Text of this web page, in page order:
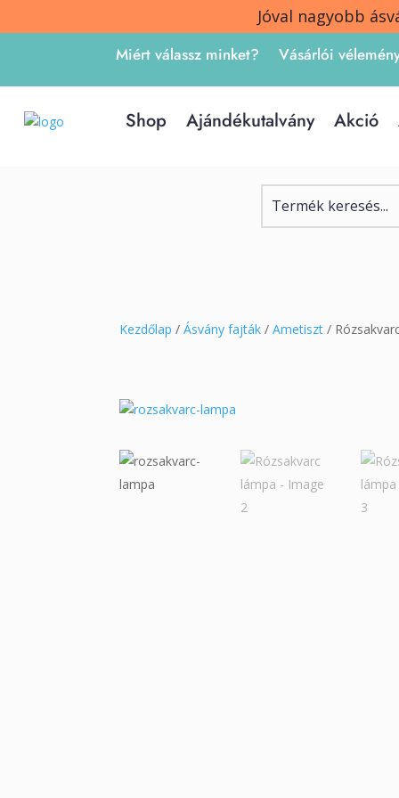
Jóval nagyobb
Miért válassz minket?
Vásárlói
Shop Ajándékutalvány Akció
Kezdőlap /Ásvány fajták /Ametiszt /